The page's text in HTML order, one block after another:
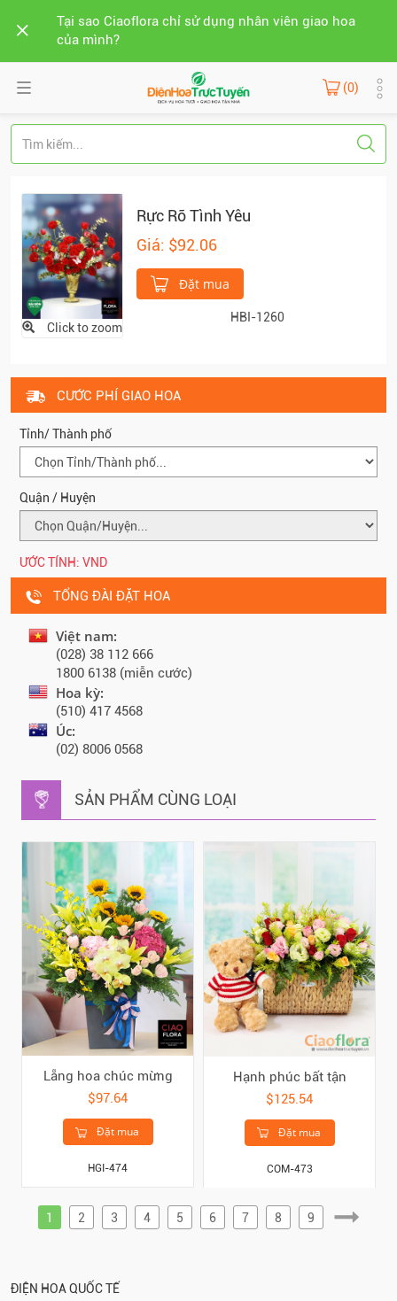
Tại sao Ciaoflora chỉ sử dụng nhân viên giao hoa
của mình?
(0)
Click to zoom
Rực Rỡ Tình Yêu
Giá: $92.06
Đặt mua
HBI-1260
CƯỚC PHÍ GIAO HOA
Tỉnh/ Thành phố
Quận / Huyện
ƯỚC TÍNH: VND
TỔNG ĐÀI ĐẶT HOA
Việt nam:
(028) 38 112 666
1800 6138 (miễn cước)
Hoa kỳ:
(510) 417 4568
Úc:
(02) 8006 0568
SẢN PHẨM CÙNG LOẠI
Lẵng hoa chúc mừng
$97.64
Đặt mua
HGI-474
Hạnh phúc bất tận
$125.54
Đặt mua
COM-473
1 2 3 4 5 6 7 8 9
ĐIỆN HOA QUỐC TẾ